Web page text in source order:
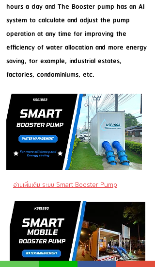
hours a day and The Booster pump has an AI
system to calculate and adjust the pump
operation at any time for improving the
efficiency of water allocation and more energy
saving, for example, industrial estates,
factories, condominiums, etc.
อ่านเพิ่มเติม ระบบ Smart Booster Pump